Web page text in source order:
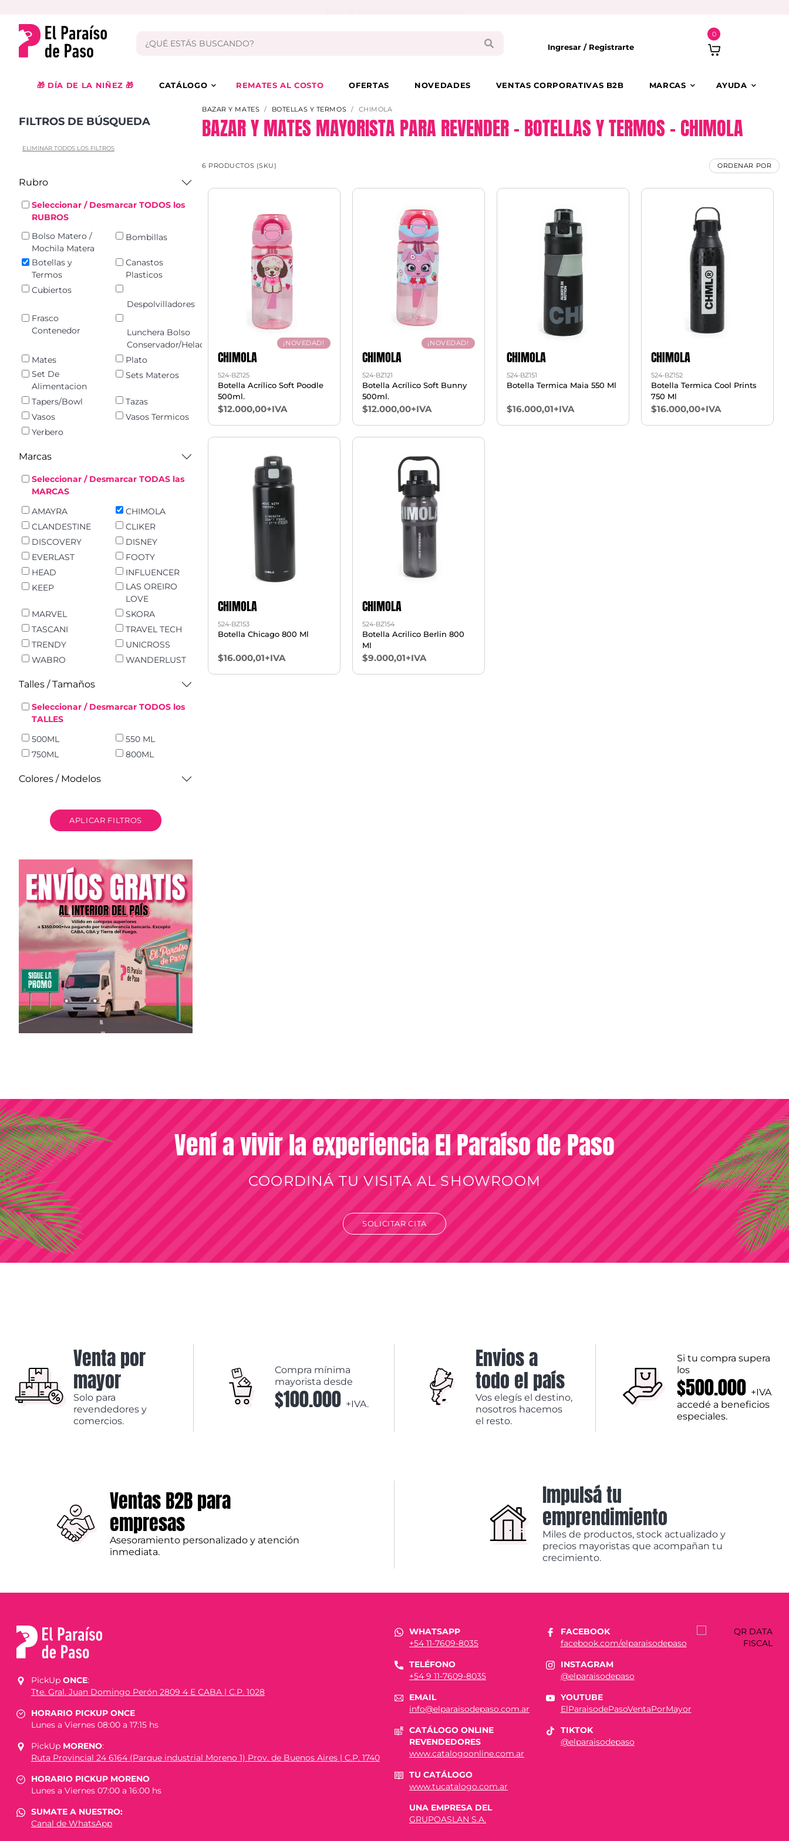
Ingresar / Registrarte
0
🎁 DÍA DE LA NIÑEZ 🎁 CATÁLOGO REMATES AL COSTO OFERTAS NOVEDADES VENTAS CORPORATIVAS B2B MARCAS AYUDA
FILTROS DE BÚSQUEDA
ELIMINAR TODOS LOS FILTROS
Rubro
Seleccionar / Desmarcar TODOS los
RUBROS
Bolso Matero /
Mochila Matera
Bombillas
Botellas y
Termos
Canastos
Plasticos
Cubiertos
Despolvilladores
Frasco
Contenedor
Lunchera Bolso
Conservador/Heladerita
Mates
Plato
Set De
Alimentacion
Sets Materos
Tapers/Bowl
Tazas
Vasos
Vasos Termicos
Yerbero
Marcas
Seleccionar / Desmarcar TODAS las
MARCAS
AMAYRA
CHIMOLA
CLANDESTINE
CLIKER
DISCOVERY
DISNEY
EVERLAST
FOOTY
HEAD
INFLUENCER
KEEP
LAS OREIRO
LOVE
MARVEL
SKORA
TASCANI
TRAVEL TECH
TRENDY
UNICROSS
WABRO
WANDERLUST
Talles / Tamaños
Seleccionar / Desmarcar TODOS los
TALLES
500ML
550 ML
750ML
800ML
Colores / Modelos
APLICAR FILTROS
BAZAR Y MATES BOTELLAS Y TERMOS CHIMOLA
BAZAR Y MATES MAYORISTA PARA REVENDER – BOTELLAS Y TERMOS – CHIMOLA
6 PRODUCTOS (SKU) ORDENAR POR
¡NOVEDAD!
CHIMOLA
524-BZ125
Botella Acrílico Soft Poodle
500ml.
$12.000,00+IVA
¡NOVEDAD!
CHIMOLA
524-BZ121
Botella Acrílico Soft Bunny
500ml.
$12.000,00+IVA
CHIMOLA
524-BZ151
Botella Termica Maia 550 Ml
$16.000,01+IVA
CHIMOLA
524-BZ152
Botella Termica Cool Prints
750 Ml
$16.000,00+IVA
CHIMOLA
524-BZ153
Botella Chicago 800 Ml
$16.000,01+IVA
CHIMOLA
524-BZ154
Botella Acrilico Berlin 800
Ml
$9.000,01+IVA
Vení a vivir la experiencia El Paraíso de Paso
COORDINÁ TU VISITA AL SHOWROOM
SOLICITAR CITA
Venta por
mayor
Solo para
revendedores y
comercios.
Compra mínima
mayorista desde
$100.000 +IVA.
Envios a
todo el país
Vos elegís el destino,
nosotros hacemos
el resto.
Si tu compra supera
los
$500.000 +IVA
accedé a beneficios
especiales.
Ventas B2B para
empresas
Asesoramiento personalizado y atención
inmediata.
Impulsá tu
emprendimiento
Miles de productos, stock actualizado y
precios mayoristas que acompañan tu
crecimiento.
PickUp ONCE:
Tte. Gral. Juan Domingo Perón 2809 4 E CABA | C.P. 1028
HORARIO PICKUP ONCE
Lunes a Viernes 08:00 a 17:15 hs
PickUp MORENO:
Ruta Provincial 24 6164 (Parque industrial Moreno 1) Prov. de Buenos Aires | C.P. 1740
HORARIO PICKUP MORENO
Lunes a Viernes 07:00 a 16:00 hs
SUMATE A NUESTRO:
Canal de WhatsApp
WHATSAPP
+54 11-7609-8035
TELÉFONO
+54 9 11-7609-8035
EMAIL
info@elparaisodepaso.com.ar
CATÁLOGO ONLINE
REVENDEDORES
www.catalogoonline.com.ar
TU CATÁLOGO
www.tucatalogo.com.ar
UNA EMPRESA DEL
GRUPOASLAN S.A.
FACEBOOK
facebook.com/elparaisodepaso
INSTAGRAM
@elparaisodepaso
YOUTUBE
ElParaisodePasoVentaPorMayor
TIKTOK
@elparaisodepaso